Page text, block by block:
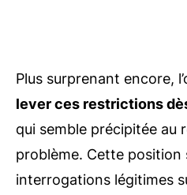
Plus surprenant encore,
lever ces restrictions
qui semble précipitée au
problème. Cette position
interrogations légitimes